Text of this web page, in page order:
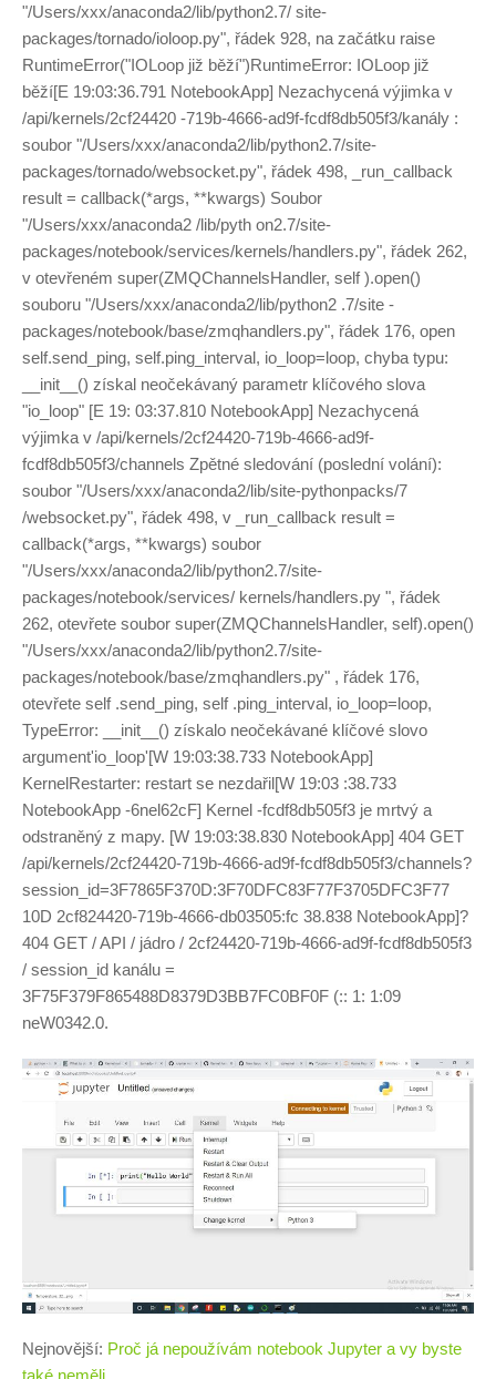
"/Users/xxx/anaconda2/lib/python2.7/ site-
packages/tornado/ioloop.py", řádek 928, na začátku raise
RuntimeError("IOLoop již běží")RuntimeError: IOLoop již
běží[E 19:03:36.791 NotebookApp] Nezachycená výjimka v
/api/kernels/2cf24420 -719b-4666-ad9f-fcdf8db505f3/kanály :
soubor "/Users/xxx/anaconda2/lib/python2.7/site-
packages/tornado/websocket.py", řádek 498, _run_callback
result = callback(*args, **kwargs) Soubor
"/Users/xxx/anaconda2 /lib/pyth on2.7/site-
packages/notebook/services/kernels/handlers.py", řádek 262,
v otevřeném super(ZMQChannelsHandler, self ).open()
souboru "/Users/xxx/anaconda2/lib/python2 .7/site -
packages/notebook/base/zmqhandlers.py", řádek 176, open
self.send_ping, self.ping_interval, io_loop=loop, chyba typu:
__init__() získal neočekávaný parametr klíčového slova
"io_loop" [E 19: 03:37.810 NotebookApp] Nezachycená
výjimka v /api/kernels/2cf24420-719b-4666-ad9f-
fcdf8db505f3/channels Zpětné sledování (poslední volání):
soubor "/Users/xxx/anaconda2/lib/site-pythonpacks/7
/websocket.py", řádek 498, v _run_callback result =
callback(*args, **kwargs) soubor
"/Users/xxx/anaconda2/lib/python2.7/site-
packages/notebook/services/ kernels/handlers.py ", řádek
262, otevřete soubor super(ZMQChannelsHandler, self).open()
"/Users/xxx/anaconda2/lib/python2.7/site-
packages/notebook/base/zmqhandlers.py" , řádek 176,
otevřete self .send_ping, self .ping_interval, io_loop=loop,
TypeError: __init__() získalo neočekávané klíčové slovo
argument'io_loop'[W 19:03:38.733 NotebookApp]
KernelRestarter: restart se nezdařil[W 19:03 :38.733
NotebookApp -6nel62cF] Kernel -fcdf8db505f3 je mrtvý a
odstraněný z mapy. [W 19:03:38.830 NotebookApp] 404 GET
/api/kernels/2cf24420-719b-4666-ad9f-fcdf8db505f3/channels?
session_id=3F7865F370D:3F70DFC83F77F3705DFC3F77
10D 2cf824420-719b-4666-db03505:fc 38.838 NotebookApp]?
404 GET / API / jádro / 2cf24420-719b-4666-ad9f-fcdf8db505f3
/ session_id kanálu =
3F75F379F865488D8379D3BB7FC0BF0F (:: 1: 1:09
neW0342.0.
Nejnovější: Proč já nepoužívám notebook Jupyter a vy byste
také neměli